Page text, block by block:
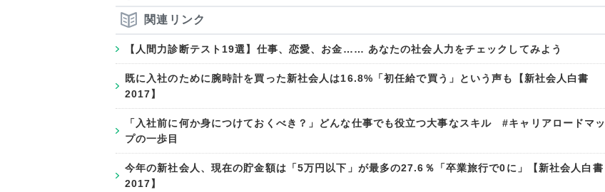
関連リンク
【人間力診断テスト19選】仕事、恋愛、お金…… あなたの社会人力をチェックしてみよう
既に入社のために腕時計を買った新社会人は16.8%「初任給で買う」という声も【新社会人白書
2017】
「入社前に何か身につけておくべき？」どんな仕事でも役立つ大事なスキル #キャリアロードマッ
プの一歩目
今年の新社会人、現在の貯金額は「5万円以下」が最多の27.6％「卒業旅行で0に」【新社会人白書
2017】